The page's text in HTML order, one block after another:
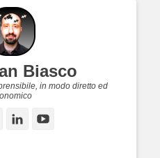
Biasco
in modo diretto ed
Email LinkedIn